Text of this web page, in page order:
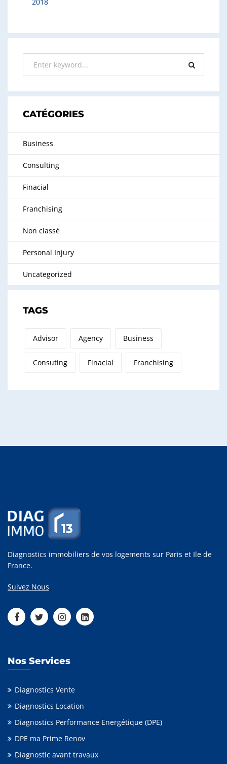
CATÉGORIES
Business
Consulting
Finacial
Franchising
Non classé
Personal Injury
Uncategorized
TAGS
Advisor Agency Business
Consuting Finacial Franchising
Diagnostics immobiliers de vos logements sur Paris et Ile de
France.
Suivez Nous
Nos Services
Diagnostics Vente
Diagnostics Location
Diagnostics Performance Energétique (DPE)
DPE ma Prime Renov
Diagnostic avant travaux